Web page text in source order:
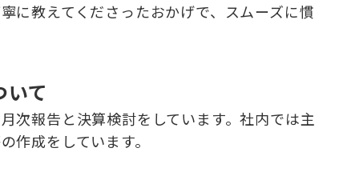
に教えてくださったおかげで、スムーズに慣
て
次報告と決算検討をしています。社内では主
作成をしています。